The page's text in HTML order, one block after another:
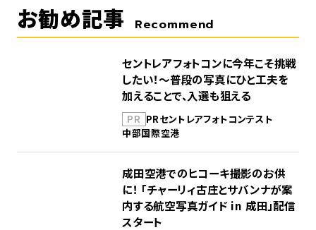
お勧め記事 Recommend
セントレアフォトコンに今年こそ挑戦
したい！～普段の写真にひと工夫を
加えることで、入選も狙える
PR PRセントレアフォトコンテスト
中部国際空港
成田空港でのヒコーキ撮影のお供
に！ 「チャーリィ古庄とサバンナが案
内する航空写真ガイド in 成田」配信
スタート